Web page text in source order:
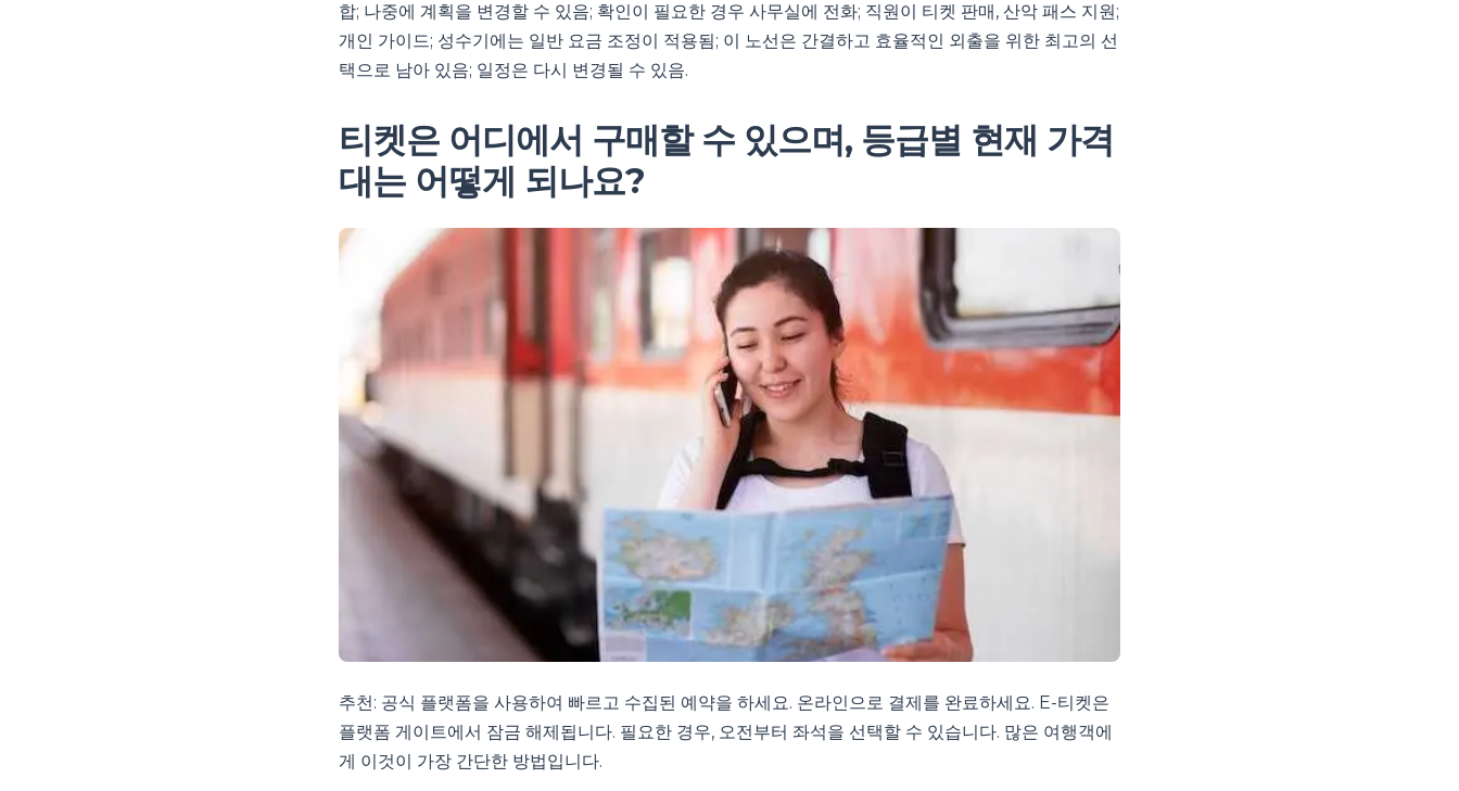
합; 나중에 계획을 변경할 수 있음; 확인이 필요한 경우 사무실에 전화; 직원이 티켓 판매, 산악 패스 지원;
개인 가이드; 성수기에는 일반 요금 조정이 적용됨; 이 노선은 간결하고 효율적인 외출을 위한 최고의 선
택으로 남아 있음; 일정은 다시 변경될 수 있음.
티켓은 어디에서 구매할 수 있으며, 등급별 현재 가격
대는 어떻게 되나요?
추천: 공식 플랫폼을 사용하여 빠르고 수집된 예약을 하세요. 온라인으로 결제를 완료하세요. E-티켓은
플랫폼 게이트에서 잠금 해제됩니다. 필요한 경우, 오전부터 좌석을 선택할 수 있습니다. 많은 여행객에
게 이것이 가장 간단한 방법입니다.